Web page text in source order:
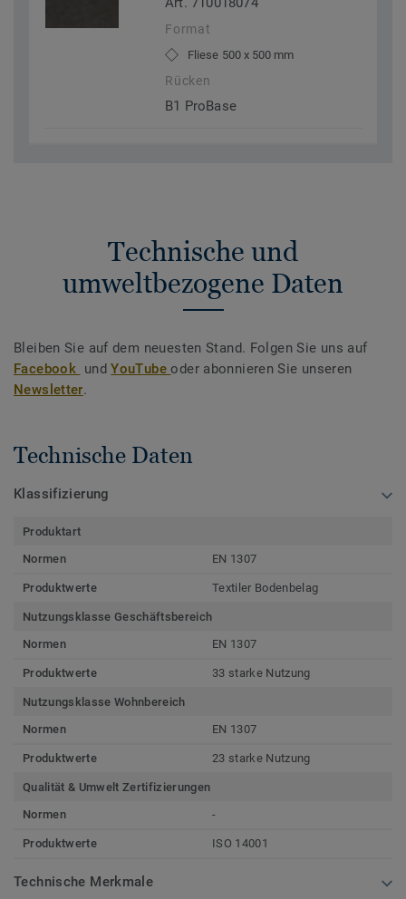
Format
Fliese 500 x 500 mm
Rücken
B1 ProBase
Technische und
umweltbezogene Daten
Bleiben Sie auf dem neuesten Stand. Folgen Sie uns auf
Facebook undYouTubeoder abonnieren Sie unseren
Newsletter.
Technische Daten
Klassifizierung
Produktart
Normen
EN 1307
Produktwerte Textiler Bodenbelag
Nutzungsklasse Geschäftsbereich
Normen
EN 1307
Produktwerte 33 starke Nutzung
Nutzungsklasse Wohnbereich
Normen
EN 1307
Produktwerte 23 starke Nutzung
Qualität & Umwelt Zertifizierungen
Normen
-
Produktwerte ISO 14001
Technische Merkmale